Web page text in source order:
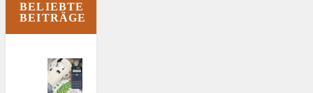
BELIEBTE
BEITRÄGE